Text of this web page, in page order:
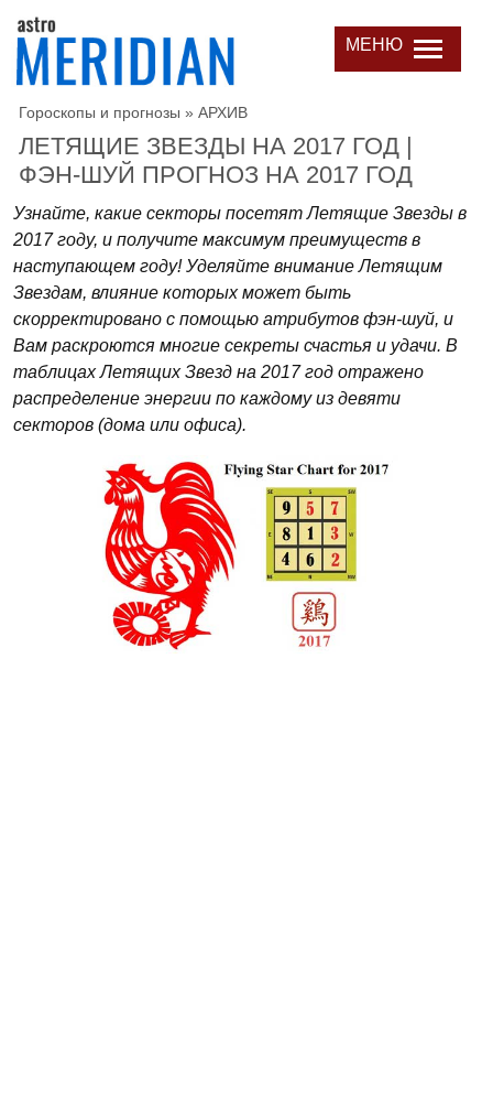
МЕНЮ
Гороскопы и прогнозы » АРХИВ
ЛЕТЯЩИЕ ЗВЕЗДЫ НА 2017 ГОД |
ФЭН-ШУЙ ПРОГНОЗ НА 2017 ГОД
Узнайте, какие секторы посетят Летящие Звезды в
2017 году, и получите максимум преимуществ в
наступающем году! Уделяйте внимание Летящим
Звездам, влияние которых может быть
скорректировано с помощью атрибутов фэн-шуй, и
Вам раскроются многие секреты счастья и удачи. В
таблицах Летящих Звезд на 2017 год отражено
распределение энергии по каждому из девяти
секторов (дома или офиса).